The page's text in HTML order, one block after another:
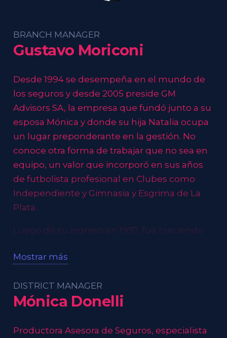
BRANCH MANAGER
Gustavo Moriconi
Desde 1994 se desempeña en el mundo de
los seguros y desde 2005 preside GM
Advisors SA, la empresa que fundó junto a su
esposa Mónica y donde su hija Natalia ocupa
un lugar preponderante en la gestión. No
conoce otra forma de trabajar que no sea en
equipo, un valor que incorporó en sus años
de futbolista profesional en Clubes como
Independiente y Gimnasia y Esgrima de La
Plata.
Luego de su ingreso en 1997, fue creciendo
Zurich donde actualmente es Branch
motivar a aquellos que alguna vez como él,
comenzaron su camino en busca de una
cuidar lo que más valoran: su vida, su familia y
Mostrar más
DISTRICT MANAGER
Mónica Donelli
Productora Asesora de Seguros, especialista